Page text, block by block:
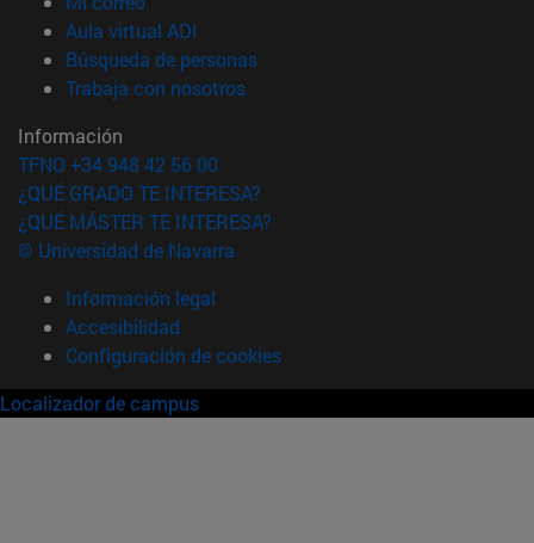
Aula virtual ADI
Búsqueda de personas(abre en nueva ventana)
Trabaja con nosotros(abre en nueva ventana)
Información
TFNO +34 948 42 56 00
¿QUÉ GRADO TE INTERESA?
¿QUÉ MÁSTER TE INTERESA?
© Universidad de Navarra
Información legal
Accesibilidad
Configuración de cookies
Localizador de campus